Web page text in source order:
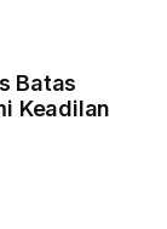
Batas
Keadilan